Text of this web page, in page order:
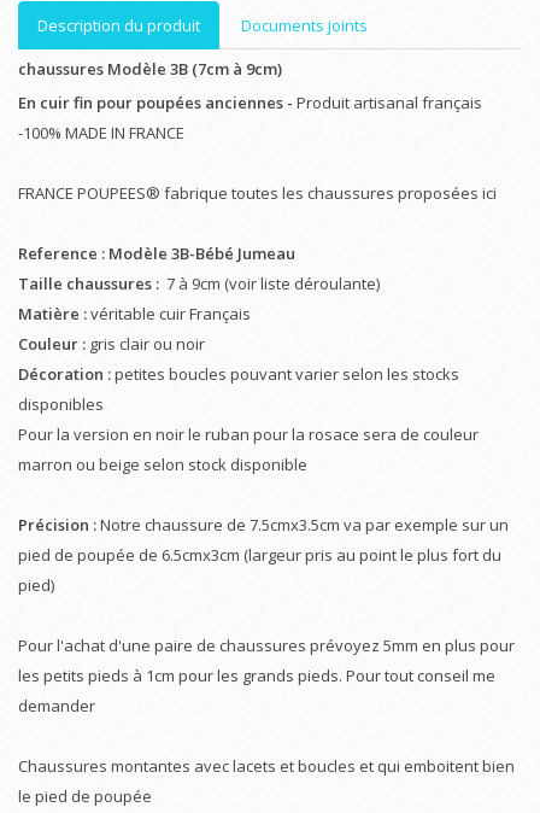
Description du produit
Documents joints
chaussures Modèle 3B (7cm à 9cm)
En cuir fin pour poupées anciennes - Produit artisanal français
-100% MADE IN FRANCE
FRANCE POUPEES® fabrique toutes les chaussures proposées ici
Reference : Modèle 3B-Bébé Jumeau
Taille chaussures : 7 à 9cm (voir liste déroulante)
Matière :véritable cuir Français
Couleur : gris clair ou noir
Décoration :petites boucles pouvant varier selon les stocks
disponibles
Pour la version en noir le ruban pour la rosace sera de couleur
marron ou beige selon stock disponible
Précision :Notre chaussure de 7.5cmx3.5cm va par exemple sur un
pied de poupée de 6.5cmx3cm (largeur pris au point le plus fort du
pied)
Pour l'achat d'une paire de chaussures prévoyez 5mm en plus pour
les petits pieds à 1cm pour les grands pieds. Pour tout conseil me
demander
Chaussures montantes avec lacets et boucles et qui emboitent bien
le pied de poupée